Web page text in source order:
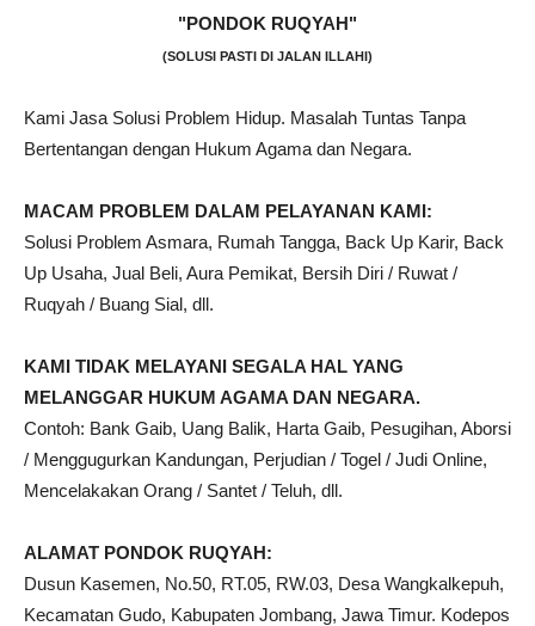
"PONDOK RUQYAH"
(SOLUSI PASTI DI JALAN ILLAHI)
Kami Jasa Solusi Problem Hidup. Masalah Tuntas Tanpa
Bertentangan dengan Hukum Agama dan Negara.
MACAM PROBLEM DALAM PELAYANAN KAMI:
Solusi Problem Asmara, Rumah Tangga, Back Up Karir, Back
Up Usaha, Jual Beli, Aura Pemikat, Bersih Diri / Ruwat /
Ruqyah / Buang Sial, dll.
KAMI TIDAK MELAYANI SEGALA HAL YANG
MELANGGAR HUKUM AGAMA DAN NEGARA.
Contoh: Bank Gaib, Uang Balik, Harta Gaib, Pesugihan, Aborsi
/ Menggugurkan Kandungan, Perjudian / Togel / Judi Online,
Mencelakakan Orang / Santet / Teluh, dll.
ALAMAT PONDOK RUQYAH:
Dusun Kasemen, No.50, RT.05, RW.03, Desa Wangkalkepuh,
Kecamatan Gudo, Kabupaten Jombang, Jawa Timur. Kodepos